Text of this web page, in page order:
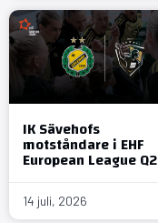
IK Sävehofs
motståndare i EHF
European League Q2
14 juli, 2026